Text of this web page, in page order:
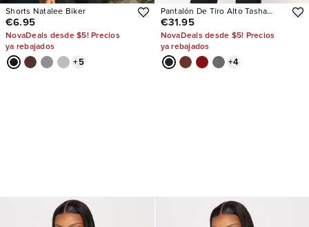
Shorts Natalee Biker
€6.95
NovaDeals desde $5! Precios
ya rebajados
+5
Pantalón De Tiro Alto Tasha
Dressy
€31.95
NovaDeals desde $5! Precios
ya rebajados
+4